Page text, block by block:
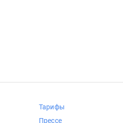
Тарифы
Прессе